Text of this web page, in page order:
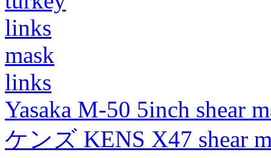
links
mask
links
Yasaka M-50 5inch shear
ケンズ KENS X47 shear